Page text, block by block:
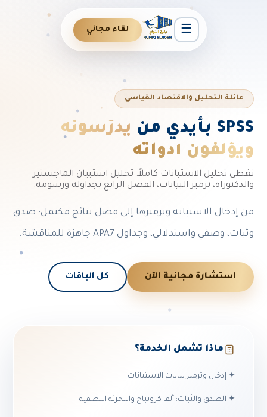
☰ لقاء مجاني
عائلة التحليل والاقتصاد القياسي
SPSS بأيدي من
يدرّسونه
ويؤلفون أدواته
نغطي تحليل الاستبانات كاملاً: تحليل استبيان الماجستير
والدكتوراه، ترميز البيانات، الفصل الرابع بجداوله ورسومه.
من إدخال الاستبانة وترميزها إلى فصل نتائج مكتمل: صدق
وثبات، وصفي واستدلالي، وجداول APA7 جاهزة للمناقشة.
استشارة مجانية الآن كل الباقات
ماذا تشمل الخدمة؟
✦ إدخال وترميز بيانات الاستبانات
✦ الصدق والثبات: ألفا كرونباخ والتجزئة النصفية